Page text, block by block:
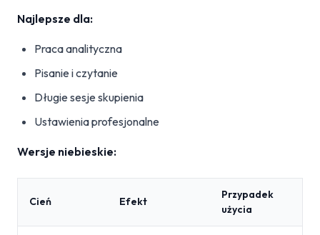
Najlepsze dla:
Praca analityczna
Pisanie i czytanie
Długie sesje skupienia
Ustawienia profesjonalne
Wersje niebieskie:
Cień Efekt
Przypadek
użycia